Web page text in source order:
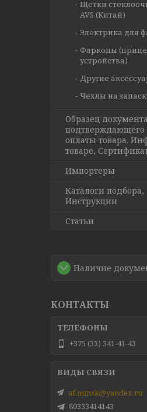
Щетки
AVS (Китай)
Электрика для
Фаркопы
устройства)
Другие
Чехлы на
Образец
подтверждающего
оплаты товара.
товаре,
Импортеры
Каталоги подбора,
Инструкции
Статьи
Наличие
КОНТАКТЫ
+375 (33) 341-41-43
af.minsk@yandex.ru
80333414143